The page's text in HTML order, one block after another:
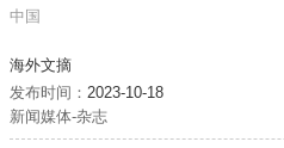
中国
海外文摘
发布时间： 2023-10-18
新闻媒体-杂志